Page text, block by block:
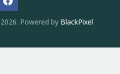
Powered by BlackPixel